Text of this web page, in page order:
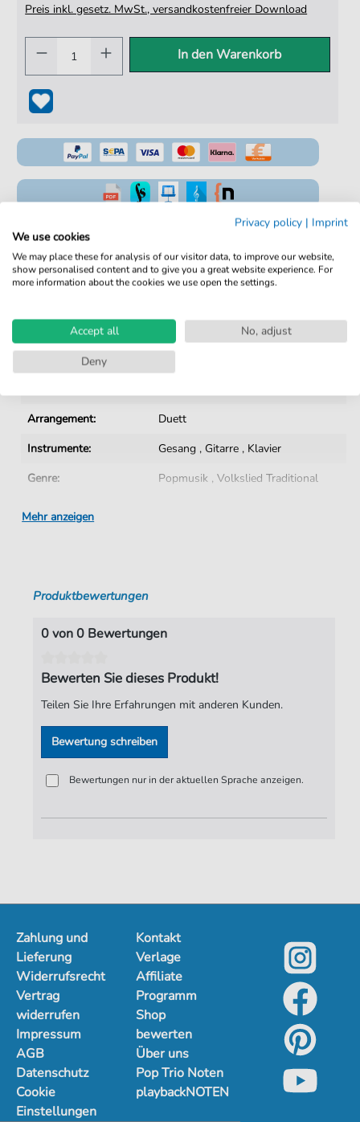
Preis inkl. gesetz. MwSt., versandkostenfreier Download
In den Warenkorb
Von Musikern geprüft
Kein Abo. Fairer Einzelkauf.
Details
Arrangement:
Duett
Instrumente:
Gesang ,Gitarre , Klavier
Genre:
Popmusik ,Volkslied Traditional
Popmusik:
Tonart:
Künstler:
Freddy Grant
Seiten:
3
Faber Music Limited
Mehr anzeigen
Produktbewertungen
0 von 0 Bewertungen
Bewerten Sie dieses Produkt!
Teilen Sie Ihre Erfahrungen mit anderen Kunden.
Bewertung schreiben
Bewertungen nur in der aktuellen Sprache anzeigen.
Zahlung und
Lieferung
Widerrufsrecht
Vertrag
widerrufen
Impressum
AGB
Datenschutz
Cookie
Einstellungen
Kontakt
Verlage
Affiliate
Programm
Shop
bewerten
Über uns
Pop Trio Noten
playbackNOTEN
Privacy policy | Imprint
We use cookies
We may place these for analysis of our visitor data, to improve our website,
show personalised content and to give you a great website experience. For
more information about the cookies we use open the settings.
Accept all
No, adjust
Deny